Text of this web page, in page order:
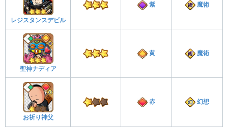
レジスタンスデビル
紫 魔術
聖神ナディア
黄 魔術
お祈り神父
赤 幻想